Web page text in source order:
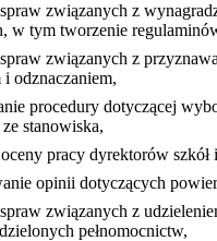
związanych z
w tym tworzenie
związanych z
i odznaczaniem,
procedury dotyczącej
stanowiska,
pracy dyrektorów
opinii dotyczących
związanych z
pełnomocnictw,